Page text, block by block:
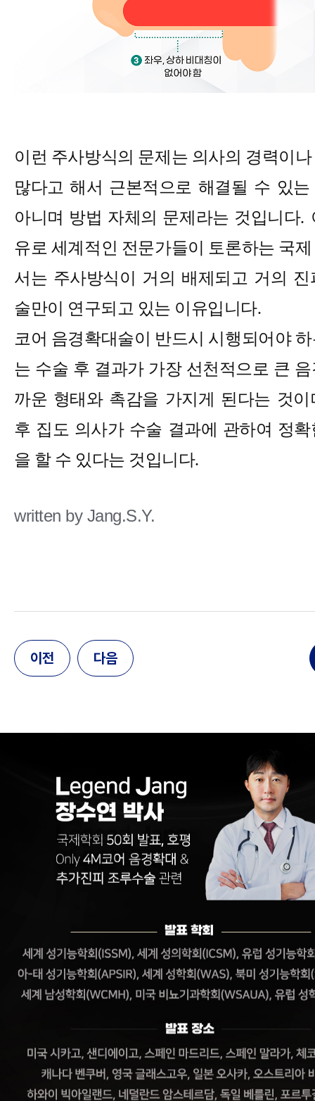
이런 주사방식의 문제는 의사의 경력이
많다고 해서 근본적으로 해결될 수 있는
아니며 방법 자체의 문제라는 것입니다.
유로 세계적인 전문가들이 토론하는 국
서는 주사방식이 거의 배제되고 거의 진
술만이 연구되고 있는 이유입니다.
코어 음경확대술이 반드시 시행되어야
는 수술 후 결과가 가장 선천적으로 큰
까운 형태와 촉감을 가지게 된다는 것이
후 집도 의사가 수술 결과에 관하여 정
을 할 수 있다는 것입니다.
written by Jang.S.Y.
이전 다음